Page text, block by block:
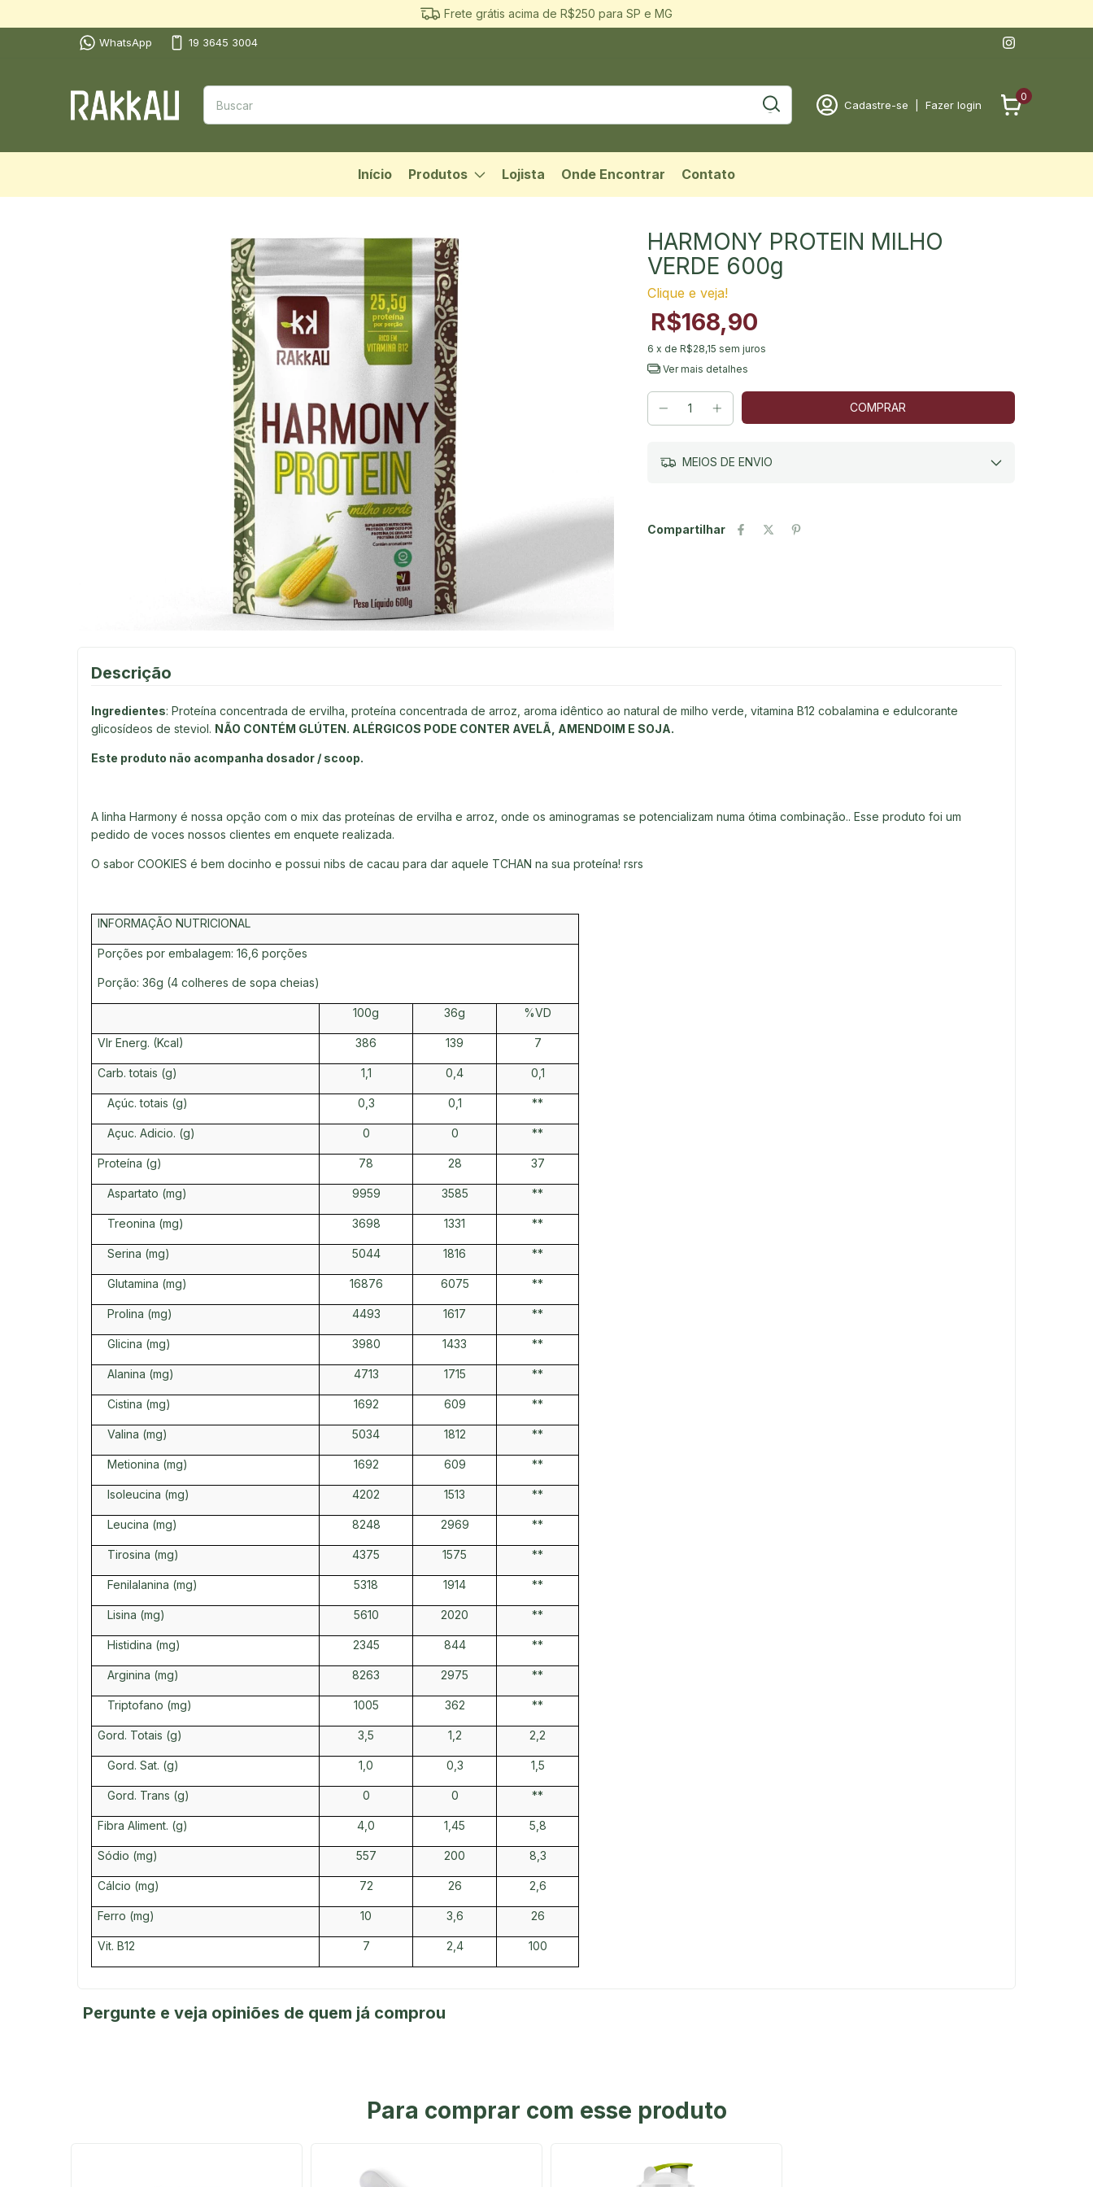
Frete grátis acima de R$250 para SP e MG
WhatsApp 19 3645 3004
Cadastre-se Fazer login
0
Início Produtos Lojista Onde Encontrar Contato
HARMONY PROTEIN MILHO
VERDE 600g
Clique e veja!
R$168,90
6 x de R$28,15 sem juros
Ver mais detalhes
MEIOS DE ENVIO
Compartilhar
Descrição
Ingredientes: Proteína concentrada de ervilha, proteína concentrada de arroz, aroma idêntico ao natural de milho verde, vitamina B12 cobalamina e edulcorante
glicosídeos de steviol. NÃO CONTÉM GLÚTEN. ALÉRGICOS PODE CONTER AVELÃ, AMENDOIM E SOJA.
Este produto não acompanha dosador / scoop.
A linha Harmony é nossa opção com o mix das proteínas de ervilha e arroz, onde os aminogramas se potencializam numa ótima combinação.. Esse produto foi um
pedido de voces nossos clientes em enquete realizada.
O sabor COOKIES é bem docinho e possui nibs de cacau para dar aquele TCHAN na sua proteína! rsrs
INFORMAÇÃO NUTRICIONAL
Porções por embalagem: 16,6 porções
Porção: 36g (4 colheres de sopa cheias)
100g 36g %VD
Vlr Energ. (Kcal) 386 139 7
Carb. totais (g) 1,1 0,4 0,1
Açúc. totais (g) 0,3 0,1 **
Açuc. Adicio. (g) 0 0 **
Proteína (g) 78 28 37
Aspartato (mg) 9959 3585 **
Treonina (mg) 3698 1331 **
Serina (mg) 5044 1816 **
Glutamina (mg) 16876 6075 **
Prolina (mg) 4493 1617 **
Glicina (mg) 3980 1433 **
Alanina (mg) 4713 1715 **
Cistina (mg) 1692 609 **
Valina (mg) 5034 1812 **
Metionina (mg) 1692 609 **
Isoleucina (mg) 4202 1513 **
Leucina (mg) 8248 2969 **
Tirosina (mg) 4375 1575 **
Fenilalanina (mg) 5318 1914 **
Lisina (mg) 5610 2020 **
Histidina (mg) 2345 844 **
Arginina (mg) 8263 2975 **
Triptofano (mg) 1005 362 **
Gord. Totais (g) 3,5 1,2 2,2
Gord. Sat. (g) 1,0 0,3 1,5
Gord. Trans (g) 0 0 **
Fibra Aliment. (g) 4,0 1,45 5,8
Sódio (mg) 557 200 8,3
Cálcio (mg) 72 26 2,6
Ferro (mg) 10 3,6 26
Vit. B12 7 2,4 100
Pergunte e veja opiniões de quem já comprou
Para comprar com esse produto